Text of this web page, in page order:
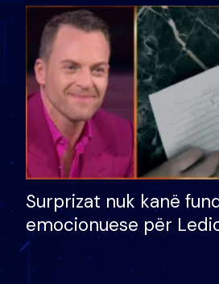
mungojë zilja e
Surprizat nuk kanë
emocionuese për
nëna dhe fëmijët e tij,
nuk i mban dot lotët: